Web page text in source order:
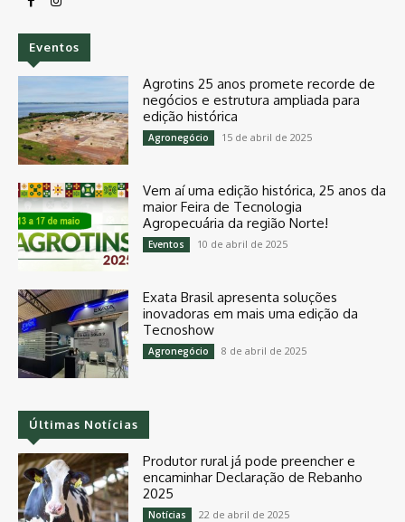
Eventos
Agrotins 25 anos promete recorde de
negócios e estrutura ampliada para
edição histórica
Agronegócio 15 de abril de 2025
Vem aí uma edição histórica, 25 anos da
maior Feira de Tecnologia
Agropecuária da região Norte!
Eventos 10 de abril de 2025
Exata Brasil apresenta soluções
inovadoras em mais uma edição da
Tecnoshow
Agronegócio 8 de abril de 2025
Últimas Notícias
Produtor rural já pode preencher e
encaminhar Declaração de Rebanho
2025
Notícias 22 de abril de 2025